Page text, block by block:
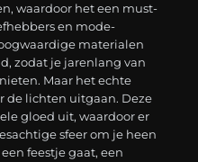
waardoor het een must-
en mode-
materialen
zodat je jarenlang van
Maar het echte
de lichten uitgaan. Deze
gloed uit, waardoor er
sfeer om je heen
feestje gaat, een